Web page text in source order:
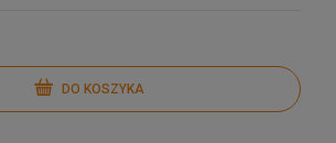
DO KOSZYKA